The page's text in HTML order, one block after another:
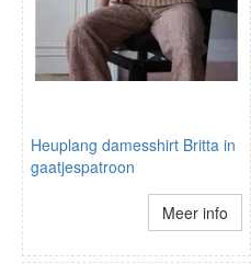
Heuplang damesshirt Britta in
gaatjespatroon
Meer info